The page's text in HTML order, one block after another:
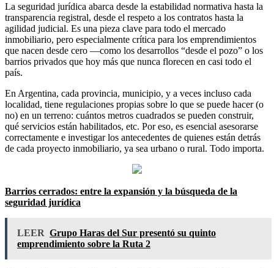
La seguridad jurídica abarca desde la estabilidad normativa hasta la
transparencia registral, desde el respeto a los contratos hasta la
agilidad judicial. Es una pieza clave para todo el mercado
inmobiliario, pero especialmente crítica para los emprendimientos
que nacen desde cero —como los desarrollos “desde el pozo” o los
barrios privados que hoy más que nunca florecen en casi todo el
país.
En Argentina, cada provincia, municipio, y a veces incluso cada
localidad, tiene regulaciones propias sobre lo que se puede hacer (o
no) en un terreno: cuántos metros cuadrados se pueden construir,
qué servicios están habilitados, etc. Por eso, es esencial asesorarse
correctamente e investigar los antecedentes de quienes están detrás
de cada proyecto inmobiliario, ya sea urbano o rural. Todo importa.
Barrios cerrados: entre la expansión y la búsqueda de la
seguridad jurídica
LEER Grupo Haras del Sur presentó su quinto
emprendimiento sobre la Ruta 2